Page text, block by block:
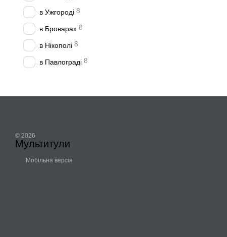
в Ужгороді 8
в Броварах 8
в Нікополі 8
в Павлограді 8
© 2026
Мультитули
Мобільна версія